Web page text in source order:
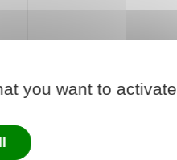
you want to activate